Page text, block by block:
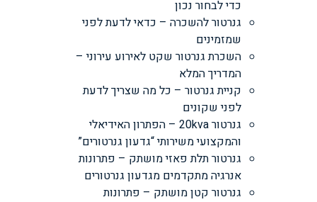
כדי לבחור נכון
גנרטור להשכרה – כדאי לדעת לפני
שמזמינים
השכרת גנרטור שקט לאירוע עירוני –
המדריך המלא
קניית גנרטור – כל מה שצריך לדעת
לפני שקונים
גנרטור 20kva – הפתרון האידיאלי
והמקצועי משירותי “גדעון גנרטורים”
גנרטור תלת פאזי מושתק – פתרונות
אנרגיה מתקדמים מגדעון גנרטורים
גנרטור קטן מושתק – פתרונות